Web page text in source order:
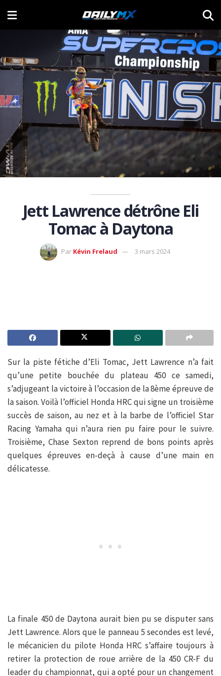
Jett Lawrence détrône Eli
Tomac à Daytona
Par Kévin Frelaud 3 mars 2024
Sur la piste fétiche d’Eli Tomac, Jett Lawrence n’a fait
qu’une petite bouchée du plateau 450 ce samedi,
s’adjugeant la victoire à l’occasion de la 8ème épreuve de
la saison. Voilà l’officiel Honda HRC qui signe un troisième
succès de saison, au nez et à la barbe de l’officiel Star
Racing Yamaha qui n’aura rien pu faire pour le suivre.
Troisième, Chase Sexton reprend de bons points après
quelques épreuves en-deçà à cause d’une main en
délicatesse.
La finale 450 de Daytona aurait bien pu se disputer sans
Jett Lawrence. Alors que le panneau 5 secondes est levé,
le mécanicien du pilote Honda HRC s’affaire toujours à
retirer la protection de roue arrière de la 450 CR-F du
leader du championnat, qui a opté pour un changement